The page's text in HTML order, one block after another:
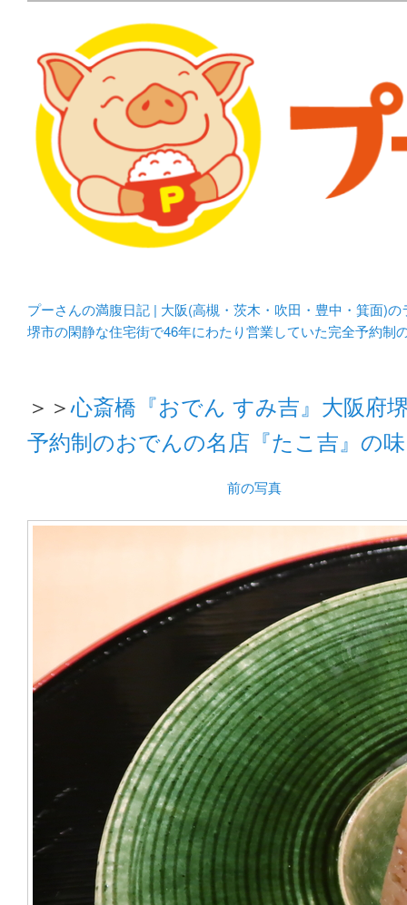
プーさんの満腹日記 |
豊中・箕面)のランチ＆
化してます。
プーさんの満腹日記 | 大阪(高槻・茨木・吹田・豊中・箕面)
堺市の閑静な住宅街で46年にわたり営業していた完全予約
＞＞心斎橋『おでん すみ吉』大阪府
予約制のおでんの名店『たこ吉』の
前の写真